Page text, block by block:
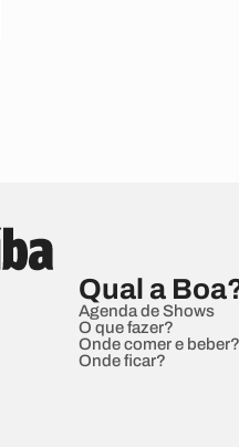
Qual a
Agenda de Shows
O que fazer?
Onde comer e beber?
Onde ficar?